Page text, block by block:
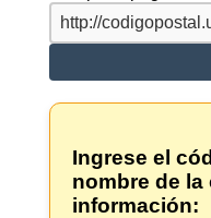
Ingrese el
nombre de
información: